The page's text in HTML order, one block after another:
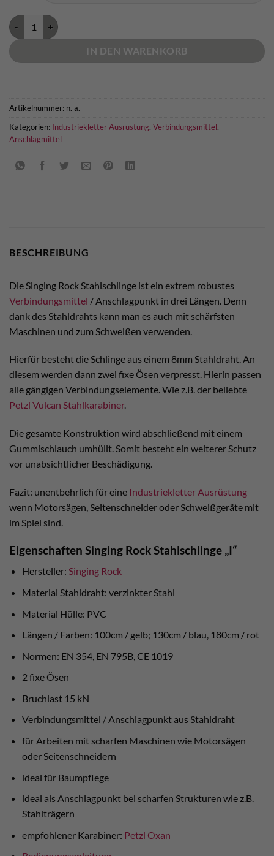
Singing Rock Stahlschlinge "I" Menge
IN DEN WARENKORB
Artikelnummer: n. a.
Kategorien: Industriekletter Ausrüstung, Verbindungsmittel,
Anschlagmittel
BESCHREIBUNG
Die Singing Rock Stahlschlinge ist ein extrem robustes
Verbindungsmittel / Anschlagpunkt in drei Längen. Denn
dank des Stahldrahts kann man es auch mit schärfsten
Maschinen und zum Schweißen verwenden.
Hierfür besteht die Schlinge aus einem 8mm Stahldraht. An
diesem werden dann zwei fixe Ösen verpresst. Hierin passen
alle gängigen Verbindungselemente. Wie z.B. der beliebte
Petzl Vulcan Stahlkarabiner.
Die gesamte Konstruktion wird abschließend mit einem
Gummischlauch umhüllt. Somit besteht ein weiterer Schutz
vor unabsichtlicher Beschädigung.
Fazit: unentbehrlich für eine Industriekletter Ausrüstung
wenn Motorsägen, Seitenschneider oder Schweißgeräte mit
im Spiel sind.
Eigenschaften Singing Rock Stahlschlinge „I“
Hersteller: Singing Rock
Material Stahldraht: verzinkter Stahl
Material Hülle: PVC
Längen / Farben: 100cm / gelb; 130cm / blau, 180cm / rot
Normen: EN 354, EN 795B, CE 1019
2 fixe Ösen
Bruchlast 15 kN
Verbindungsmittel / Anschlagpunkt aus Stahldraht
für Arbeiten mit scharfen Maschinen wie Motorsägen
oder Seitenschneidern
ideal für Baumpflege
ideal als Anschlagpunkt bei scharfen Strukturen wie z.B.
Stahlträgern
empfohlener Karabiner: Petzl Oxan